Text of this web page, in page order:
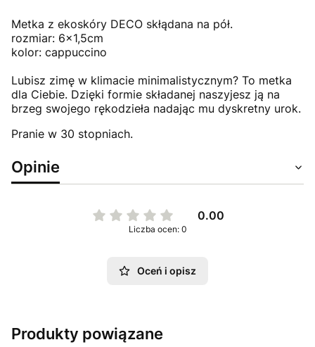
Metka z ekoskóry DECO skłądana na pół.
rozmiar: 6x1,5cm
kolor: cappuccino
Lubisz zimę w klimacie minimalistycznym? To metka
dla Ciebie. Dzięki formie składanej naszyjesz ją na
brzeg swojego rękodzieła nadając mu dyskretny urok.
Pranie w 30 stopniach.
Opinie
0.00
Liczba ocen: 0
Oceń i opisz
Produkty powiązane